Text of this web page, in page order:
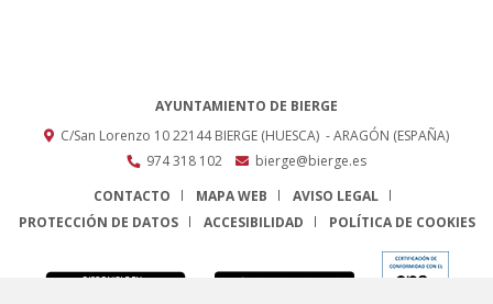
AYUNTAMIENTO DE BIERGE
C/San Lorenzo 1022144 BIERGE (HUESCA) - ARAGÓN (ESPAÑA)
974 318 102
bierge@bierge.es
CONTACTO
MAPA WEB
AVISO LEGAL
PROTECCIÓN DE DATOS
ACCESIBILIDAD POLÍTICA DE COOKIES